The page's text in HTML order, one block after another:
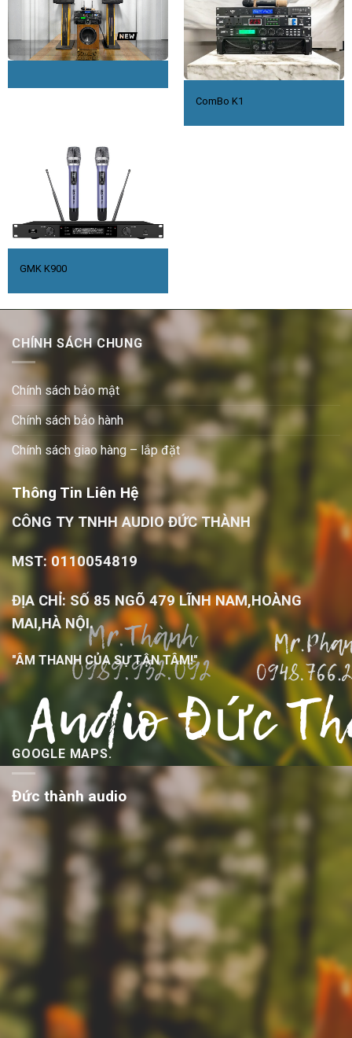
ComBo K1
GMK K900
CHÍNH SÁCH CHUNG
Chính sách bảo mật
Chính sách bảo hành
Chính sách giao hàng – lắp đặt
Thông Tin Liên Hệ
CÔNG TY TNHH AUDIO ĐỨC THÀNH
MST: 0110054819
ĐỊA CHỈ: SỐ 85 NGÕ 479 LĨNH NAM,HOÀNG
MAI,HÀ NỘI.
"ÂM THANH CỦA SỰ TẬN TÂM!"
GOOGLE MAPS.
Đức thành audio